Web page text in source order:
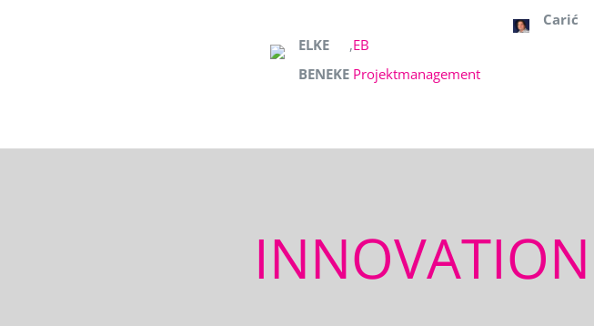
ELKE
BENEKE
,EB
Projektmanagement
Carić
INNOVATION